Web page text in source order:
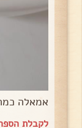
אמאלה
לקבלת